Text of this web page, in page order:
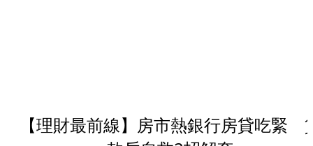
【理財最前線】房市熱銀行房貸吃緊